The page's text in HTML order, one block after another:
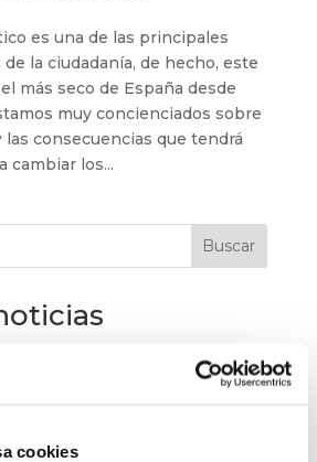
cookies
es una de las principales
la ciudadanía, de hecho, este
más seco de España desde
muy concienciados sobre
consecuencias que tendrá
cambiar los...
Buscar
no se va de vacaciones